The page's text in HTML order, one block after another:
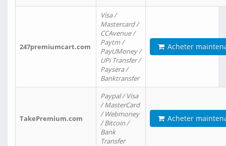
247premiumcart.com
Visa /
Mastercard /
CCAvenue /
Paytm /
PayUMoney /
UPi Transfer /
Paysera /
Banktransfer
Acheter
TakePremium.com
Paypal / Visa
/ MasterCard
/ Webmoney
/ Bitcoin /
Bank
Transfer
Acheter